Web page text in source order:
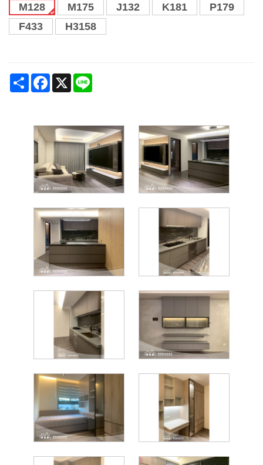
M128 M175 J132 K181
P179
F433
H3158
ShareFacebook
X